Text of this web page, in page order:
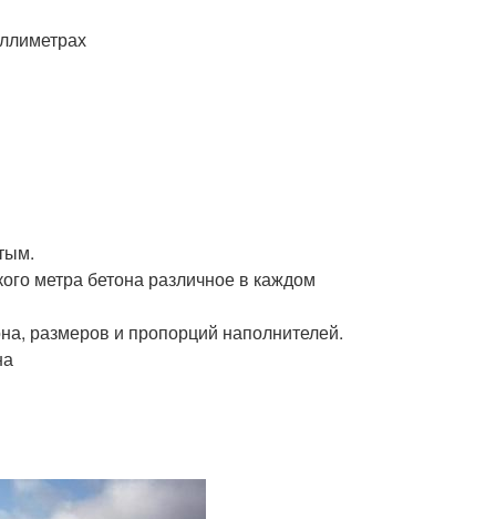
метра бетона различное в каждом
размеров и пропорций наполнителей.